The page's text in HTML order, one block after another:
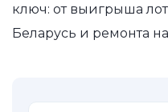
ключ: от выигрыша
Беларусь и ремонта